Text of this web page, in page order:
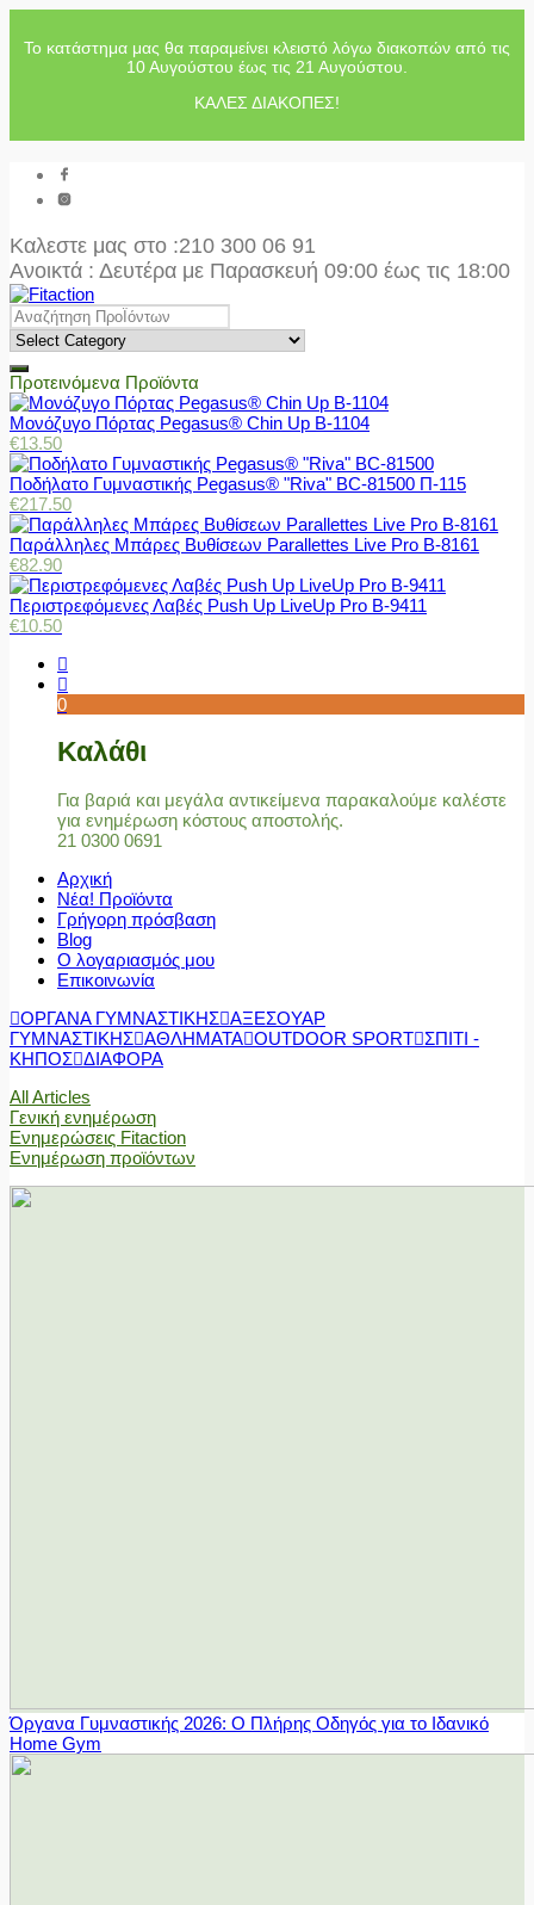
Το κατάστημα μας θα παραμείνει κλειστό λόγω διακοπών από τις
10 Αυγούστου έως τις 21 Αυγούστου.
ΚΑΛΕΣ ΔΙΑΚΟΠΕΣ!
Καλεστε μας στο :210 300 06 91
Ανοικτά : Δευτέρα με Παρασκευή 09:00 έως τις 18:00
Προτεινόμενα Προϊόντα
Μονόζυγο Πόρτας Pegasus® Chin Up Β-1104
€13.50
Ποδήλατο Γυμναστικής Pegasus® "Riva" BC-81500 Π-115
€217.50
Παράλληλες Μπάρες Βυθίσεων Parallettes Live Pro Β-8161
€82.90
Περιστρεφόμενες Λαβές Push Up LiveUp Pro Β-9411
€10.50
0
Καλάθι
Για βαριά και μεγάλα αντικείμενα παρακαλούμε καλέστε
για ενημέρωση κόστους αποστολής.
21 0300 0691
Αρχική
Νέα! Προϊόντα
Γρήγορη πρόσβαση
Blog
Ο λογαριασμός μου
Επικοινωνία
ΟΡΓΑΝΑ ΓΥΜΝΑΣΤΙΚΗΣ ΑΞΕΣΟΥΑΡ
ΓΥΜΝΑΣΤΙΚΗΣ ΑΘΛΗΜΑΤΑ OUTDOOR SPORT ΣΠΙΤΙ -
ΚΗΠΟΣ ΔΙΑΦΟΡΑ
All Articles
Γενική ενημέρωση
Ενημερώσεις Fitaction
Ενημέρωση προϊόντων
Όργανα Γυμναστικής 2026: Ο Πλήρης Οδηγός για το Ιδανικό
Home Gym